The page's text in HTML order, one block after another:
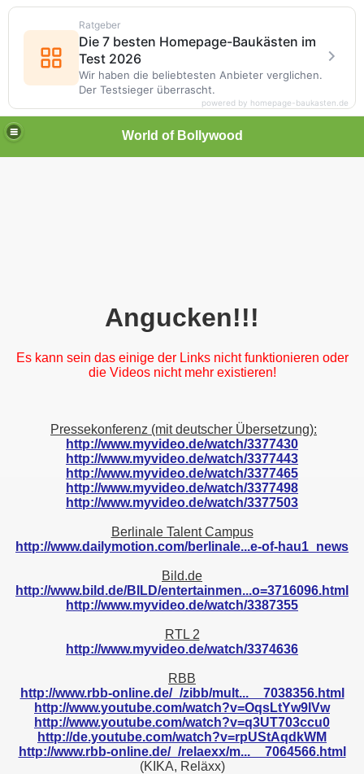
World of Bollywood
Angucken!!!
Es kann sein das einige der Links nicht funktionieren oder
die Videos nicht mehr existieren!
Pressekonferenz (mit deutscher Übersetzung):
http://www.myvideo.de/watch/3377430
http://www.myvideo.de/watch/3377443
http://www.myvideo.de/watch/3377465
http://www.myvideo.de/watch/3377498
http://www.myvideo.de/watch/3377503
Berlinale Talent Campus
http://www.dailymotion.com/berlinale...e-of-hau1_news
Bild.de
http://www.bild.de/BILD/entertainmen...o=3716096.html
http://www.myvideo.de/watch/3387355
RTL 2
http://www.myvideo.de/watch/3374636
RBB
http://www.rbb-online.de/_/zibb/mult...__7038356.html
http://www.youtube.com/watch?v=OqsLtYw9lVw
http://www.youtube.com/watch?v=q3UT703ccu0
http://de.youtube.com/watch?v=rpUStAqdkWM
http://www.rbb-online.de/_/relaexx/m...__7064566.html
(KIKA, Reläxx)
Ratgeber
Die 7 besten Homepage-Baukästen im
Test 2026
Wir haben die beliebtesten Anbieter verglichen.
Der Testsieger überrascht.
powered by homepage-baukasten.de